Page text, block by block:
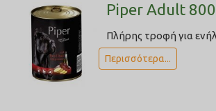
Piper Adult
Πλήρης τροφή για
Περισσότερα...